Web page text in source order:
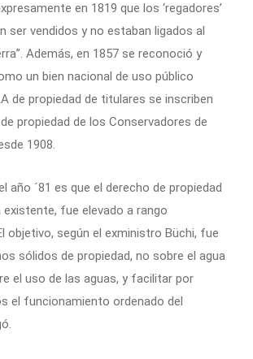
en 1819 que los ‘regadores’
ser vendidos y no estaban ligados al
Además, en 1857 se reconoció y
un bien nacional de uso público
de propiedad de titulares se inscriben
propiedad de los Conservadores de
1908.
año ´81 es que el derecho de propiedad
existente, fue elevado a rango
objetivo, según el exministro Büchi, fue
sólidos de propiedad, no sobre el agua
el uso de las aguas, y facilitar por
el funcionamiento ordenado del